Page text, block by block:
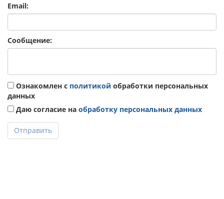
Email:
Сообщение:
Ознакомлен с политикой обработки персональных
данных
Даю согласие на обработку персональных данных
Отправить